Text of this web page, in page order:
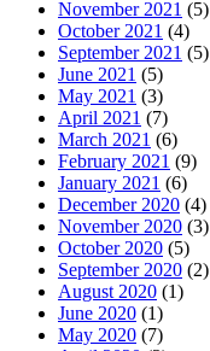
November 2021 (5)
October 2021 (4)
September 2021 (5)
June 2021 (5)
May 2021 (3)
April 2021 (7)
March 2021 (6)
February 2021 (9)
January 2021 (6)
December 2020 (4)
November 2020 (3)
October 2020 (5)
September 2020 (2)
August 2020 (1)
June 2020 (1)
May 2020 (7)